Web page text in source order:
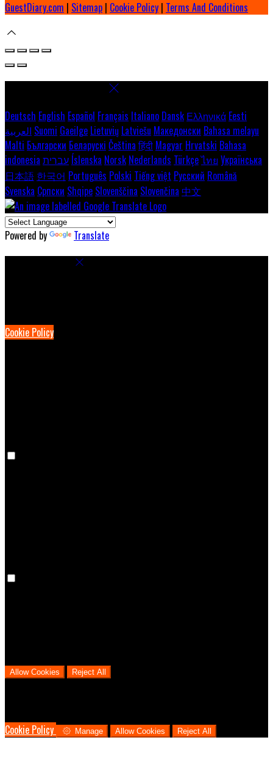
GuestDiary.com | Sitemap | Cookie Policy | Terms And Conditions
Deutsch English Español Français Italiano Dansk Ελληνικά Eesti
العربية Suomi Gaeilge Lietuvių Latviešu Македонски Bahasa melayu
Malti Български Беларускі Čeština हिंदी Magyar Hrvatski Bahasa
indonesia עברית Íslenska Norsk Nederlands Türkçeไทย Українська
日本語 한국어 Português Polski Tiếng việt Русский Română
Svenska Српски Shqipe Slovenščina Slovenčina 中文
Powered by Translate
Cookie Policy
Allow Cookies Reject All
Cookie Policy
Manage Allow Cookies Reject All